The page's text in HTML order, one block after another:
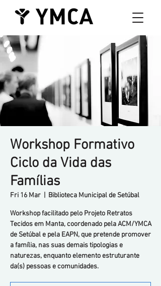
Workshop Formativo
Ciclo da Vida das
Famílias
Fri 16 Mar Biblioteca Municipal de Setúbal
Workshop facilitado pelo Projeto Retratos
Tecidos em Manta, coordenado pela ACM/YMCA
de Setúbal e pela EAPN, que pretende promover
a família, nas suas demais tipologias e
naturezas, enquanto elemento estruturante
da(s) pessoas e comunidades.